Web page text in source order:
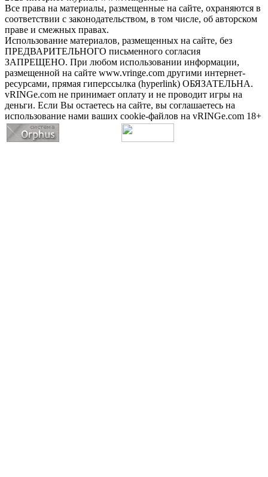
Все права на материалы, размещенные на сайте, охраняются в
соответствии с законодательством, в том числе, об авторском
праве и смежных правах.
Использование материалов, размещенных на сайте, без
ПРЕДВАРИТЕЛЬНОГО письменного согласия
ЗАПРЕЩЕНО. При любом использовании информации,
размещенной на сайте www.vringe.com другими интернет-
ресурсами, прямая гиперссылка (hyperlink) ОБЯЗАТЕЛЬНА.
vRINGe.com не принимает оплату и не проводит игры на
деньги. Если Вы остаетесь на сайте, вы соглашаетесь на
использование нами ваших cookie-файлов на vRINGe.com 18+